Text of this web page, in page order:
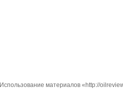
Использование материалов «http://